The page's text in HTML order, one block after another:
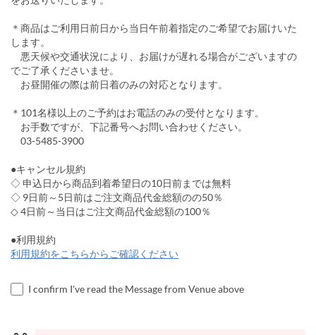
＊商品はご利用日前日から当日午前着指定のご希望でお届けいた
します。
悪天候や交通状況により、お届けが遅れる場合がございますの
でご了承くださいませ。
お昼開催の際は前日着のみの対応となります。
＊101名様以上のご予約はお電話のみの受付となります。
お手数ですが、下記番号へお問い合わせください。
03-5485-3900
●キャンセル規約
◇ 申込日から商品到着希望日の10日前までは無料
◇ 9日前～5日前はご注文商品代金総額のの50％
◇ 4日前～当日はご注文商品代金総額の100％
●利用規約
利用規約をこちらからご確認ください
I confirm I've read the Message from Venue above